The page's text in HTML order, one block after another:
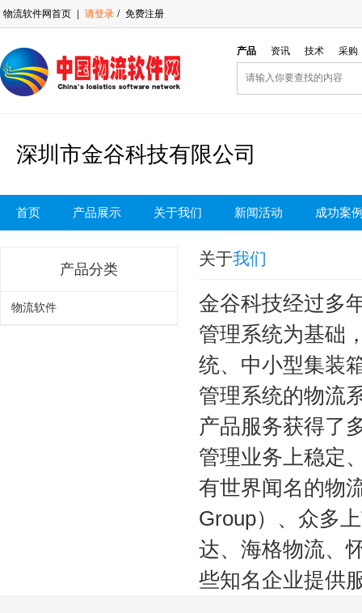
物流软件网首页 请登录 / 免费注册
产品 资讯 技术 采购
深圳市金谷科技有限公司
首页 产品展示 关于我们 新闻活动 成功案
产品分类
物流软件
关于我们
金谷科技经过多
管理系统为基础
统、中小型集装
管理系统的物流
产品服务获得了
管理业务上稳定
有世界闻名的物
Group）、众多
达、海格物流、
些知名企业提供